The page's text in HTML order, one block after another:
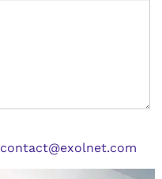
contact@exolnet.com